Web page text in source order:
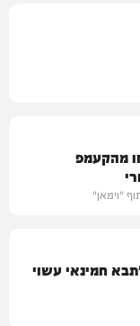
מהקעמפ
"וימאן"
חמינאי עשוי